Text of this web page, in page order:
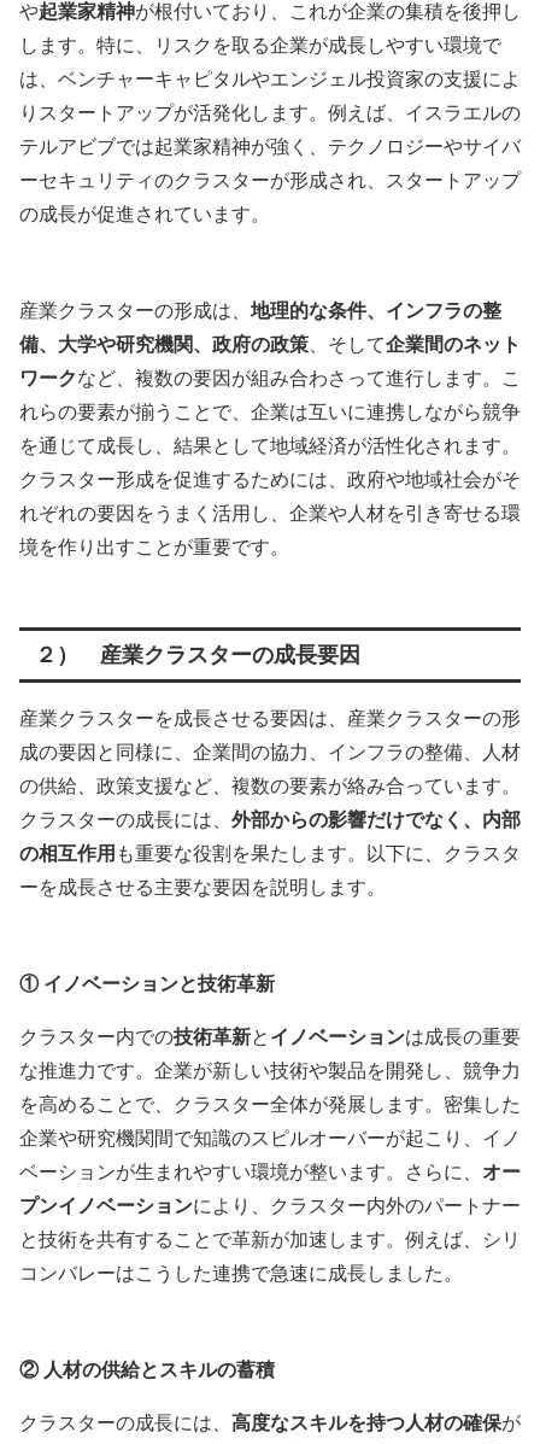
や起業家精神が根付いており、これが企業の集積を後押し
します。特に、リスクを取る企業が成長しやすい環境で
は、ベンチャーキャピタルやエンジェル投資家の支援によ
りスタートアップが活発化します。例えば、イスラエルの
テルアビブでは起業家精神が強く、テクノロジーやサイバ
ーセキュリティのクラスターが形成され、スタートアップ
の成長が促進されています。
産業クラスターの形成は、 地理的な条件、インフラの整
備、大学や研究機関、政府の政策 、そして企業間のネット
ワークなど、複数の要因が組み合わさって進行します。こ
れらの要素が揃うことで、企業は互いに連携しながら競争
を通じて成長し、結果として地域経済が活性化されます。
クラスター形成を促進するためには、政府や地域社会がそ
れぞれの要因をうまく活用し、企業や人材を引き寄せる環
境を作り出すことが重要です。
２） 産業クラスターの成長要因
産業クラスターを成長させる要因は、産業クラスターの形
成の要因と同様に、企業間の協力、インフラの整備、人材
の供給、政策支援など、複数の要素が絡み合っています。
クラスターの成長には、 外部からの影響だけでなく、内部
の相互作用 も重要な役割を果たします。以下に、クラスタ
ーを成長させる主要な要因を説明します。
① イノベーションと技術革新
クラスター内での技術革新と イノベーションは成長の重要
な推進力です。企業が新しい技術や製品を開発し、競争力
を高めることで、クラスター全体が発展します。密集した
企業や研究機関間で知識のスピルオーバーが起こり、イノ
ベーションが生まれやすい環境が整います。さらに、 オー
プンイノベーションにより、クラスター内外のパートナー
と技術を共有することで革新が加速します。例えば、シリ
コンバレーはこうした連携で急速に成長しました。
② 人材の供給とスキルの蓄積
クラスターの成長には、 高度なスキルを持つ人材の確保が